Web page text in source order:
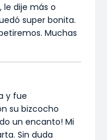
le dije más o
super bonita.
Muchas
y fue
su bizcocho
un encanto! Mi
Sin duda